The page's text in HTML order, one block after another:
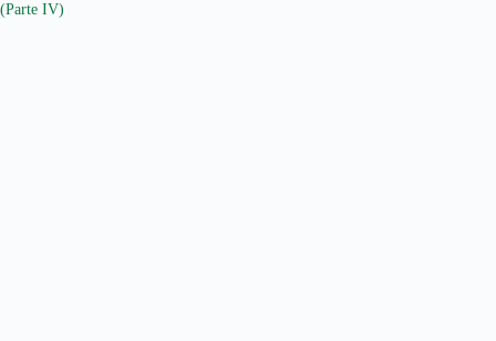
(Parte IV)